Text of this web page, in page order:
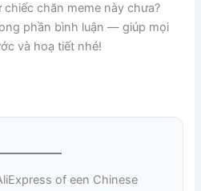
chăn meme này chưa?
phần bình luận — giúp mọi
và hoạ tiết nhé!
of een Chinese